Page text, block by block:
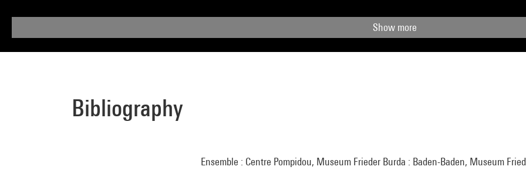
Show more
Bibliography
Ensemble : Centre Pompidou, Museum Frieder Burda : Baden-Baden, Museum